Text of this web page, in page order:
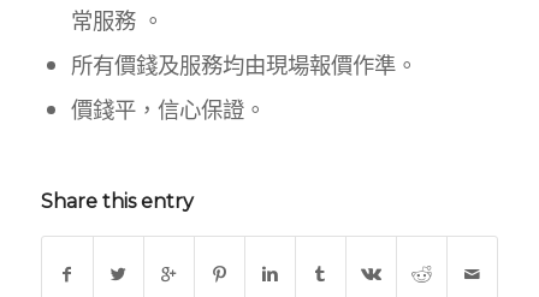
常服務 。
所有價錢及服務均由現場報價作準。
價錢平，信心保證。
Share this entry